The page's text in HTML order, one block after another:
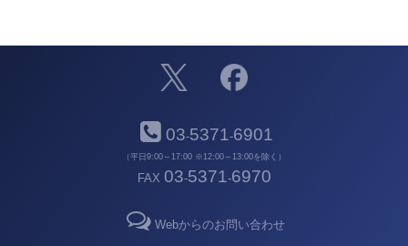
03-5371-6901
（平日9:00～17:00 ※12:00～13:00を除く）
FAX 03-5371-6970
Webからのお問い合わせ